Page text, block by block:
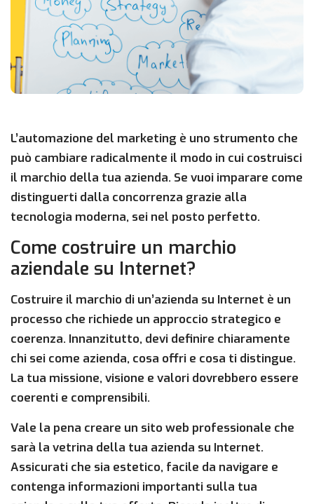
L’automazione del marketing è uno strumento che
può cambiare radicalmente il modo in cui costruisci
il marchio della tua azienda. Se vuoi imparare come
distinguerti dalla concorrenza grazie alla
tecnologia moderna, sei nel posto perfetto.
Come costruire un marchio
aziendale su Internet?
Costruire il marchio di un’azienda su Internet è un
processo che richiede un approccio strategico e
coerenza. Innanzitutto, devi definire chiaramente
chi sei come azienda, cosa offri e cosa ti distingue.
La tua missione, visione e valori dovrebbero essere
coerenti e comprensibili.
Vale la pena creare un sito web professionale che
sarà la vetrina della tua azienda su Internet.
Assicurati che sia estetico, facile da navigare e
contenga informazioni importanti sulla tua